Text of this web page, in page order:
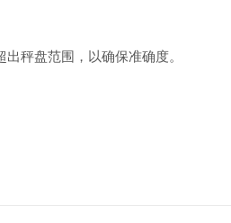
秤盘范围，以确保准确度。